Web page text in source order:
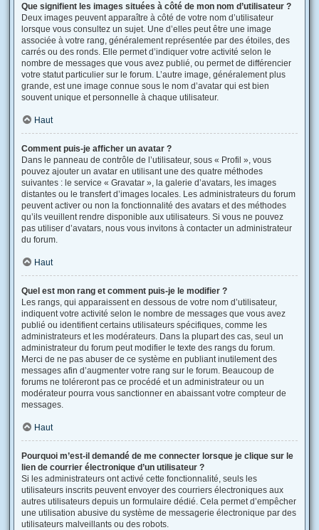
Que signifient les images situées à côté de mon nom d’utilisateur ?
Deux images peuvent apparaître à côté de votre nom d’utilisateur
lorsque vous consultez un sujet. Une d’elles peut être une image
associée à votre rang, généralement représentée par des étoiles, des
carrés ou des ronds. Elle permet d’indiquer votre activité selon le
nombre de messages que vous avez publié, ou permet de différencier
votre statut particulier sur le forum. L’autre image, généralement plus
grande, est une image connue sous le nom d’avatar qui est bien
souvent unique et personnelle à chaque utilisateur.
Haut
Comment puis-je afficher un avatar ?
Dans le panneau de contrôle de l’utilisateur, sous « Profil », vous
pouvez ajouter un avatar en utilisant une des quatre méthodes
suivantes : le service « Gravatar », la galerie d’avatars, les images
distantes ou le transfert d’images locales. Les administrateurs du forum
peuvent activer ou non la fonctionnalité des avatars et des méthodes
qu’ils veuillent rendre disponible aux utilisateurs. Si vous ne pouvez
pas utiliser d’avatars, nous vous invitons à contacter un administrateur
du forum.
Haut
Quel est mon rang et comment puis-je le modifier ?
Les rangs, qui apparaissent en dessous de votre nom d’utilisateur,
indiquent votre activité selon le nombre de messages que vous avez
publié ou identifient certains utilisateurs spécifiques, comme les
administrateurs et les modérateurs. Dans la plupart des cas, seul un
administrateur du forum peut modifier le texte des rangs du forum.
Merci de ne pas abuser de ce système en publiant inutilement des
messages afin d’augmenter votre rang sur le forum. Beaucoup de
forums ne toléreront pas ce procédé et un administrateur ou un
modérateur pourra vous sanctionner en abaissant votre compteur de
messages.
Haut
Pourquoi m’est-il demandé de me connecter lorsque je clique sur le
lien de courrier électronique d’un utilisateur ?
Si les administrateurs ont activé cette fonctionnalité, seuls les
utilisateurs inscrits peuvent envoyer des courriers électroniques aux
autres utilisateurs depuis un formulaire dédié. Cela permet d’empêcher
une utilisation abusive du système de messagerie électronique par des
utilisateurs malveillants ou des robots.